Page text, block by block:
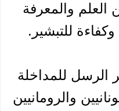
العلم والمعرفة
وكفاءة للتبشير.
الرسل للمداخلة
والرومانيين